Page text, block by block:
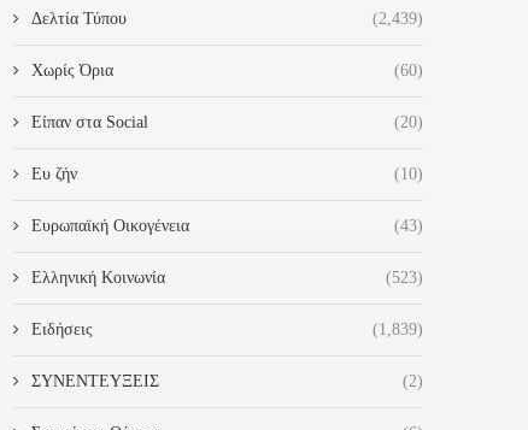
Δελτία Τύπου (2,439)
Χωρίς Όρια (60)
Είπαν στα Social (20)
Ευ ζήν (10)
Ευρωπαϊκή Οικογένεια (43)
Ελληνική Κοινωνία (523)
Ειδήσεις (1,839)
ΣΥΝΕΝΤΕΥΞΕΙΣ (2)